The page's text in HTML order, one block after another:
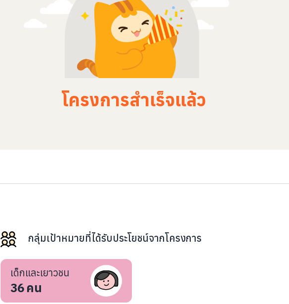
โครงการสำเร็จแล้ว
กลุ่มเป้าหมายที่ได้รับประโยชน์จากโครงการ
เด็กและเยาวชน
36 คน